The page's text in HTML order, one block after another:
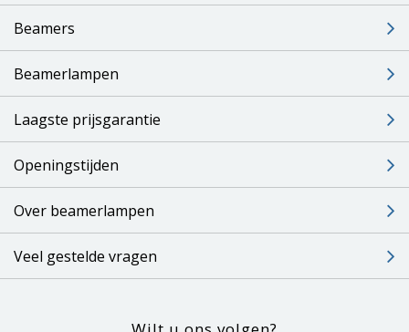
Beamers
Beamerlampen
Laagste prijsgarantie
Openingstijden
Over beamerlampen
Veel gestelde vragen